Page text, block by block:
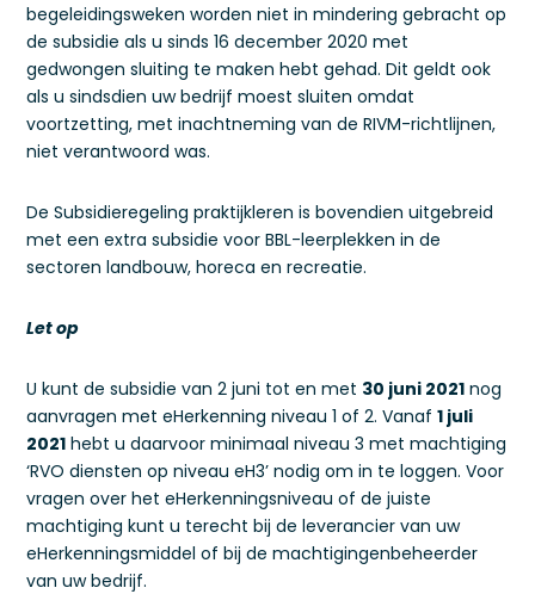
begeleidingsweken worden niet in mindering gebracht op
de subsidie als u sinds 16 december 2020 met
gedwongen sluiting te maken hebt gehad. Dit geldt ook
als u sindsdien uw bedrijf moest sluiten omdat
voortzetting, met inachtneming van de RIVM-richtlijnen,
niet verantwoord was.
De Subsidieregeling praktijkleren is bovendien uitgebreid
met een extra subsidie voor BBL-leerplekken in de
sectoren landbouw, horeca en recreatie.
Let op
U kunt de subsidie van 2 juni tot en met 30 juni 2021 nog
aanvragen met eHerkenning niveau 1 of 2. Vanaf1 juli
2021 hebt u daarvoor minimaal niveau 3 met machtiging
‘RVO diensten op niveau eH3’ nodig om in te loggen. Voor
vragen over het eHerkenningsniveau of de juiste
machtiging kunt u terecht bij de leverancier van uw
eHerkenningsmiddel of bij de machtigingenbeheerder
van uw bedrijf.